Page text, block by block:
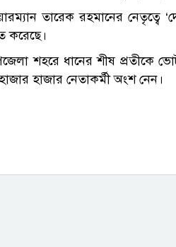
তারেক রহমানের নেতৃত্বে
করেছে।
শহরে ধানের শীষ প্রতীকে
হাজার নেতাকর্মী অংশ নেন।